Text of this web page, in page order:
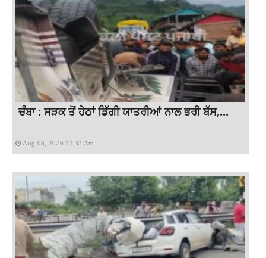
ਚੰਬਾ : ਸੜਕ ਤੋਂ ਹੇਠਾਂ ਡਿੱਗੀ ਯਾਤਰੀਆਂ ਨਾਲ ਭਰੀ ਬੱਸ,...
Aug 08, 2026 11:33 Am